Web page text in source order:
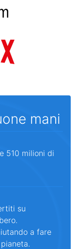
mani
510 milioni di
su
a fare